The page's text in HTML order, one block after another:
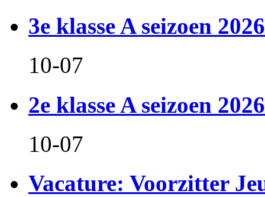
3e klasse A seizoen
10-07
2e klasse A seizoen
10-07
Vacature: Voorzitter